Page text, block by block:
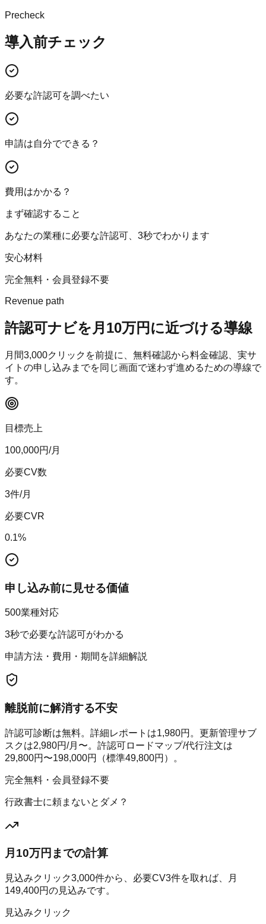
Precheck
導入前チェック
必要な許認可を調べたい
申請は自分でできる？
費用はかかる？
まず確認すること
あなたの業種に必要な許認可、3秒でわかります
安心材料
完全無料・会員登録不要
Revenue path
許認可ナビを月10万円に近づける導線
月間3,000クリックを前提に、無料確認から料金確認、実サ
イトの申し込みまでを同じ画面で迷わず進めるための導線で
す。
目標売上
100,000円/月
必要CV数
3件/月
必要CVR
0.1%
申し込み前に見せる価値
500業種対応
3秒で必要な許認可がわかる
申請方法・費用・期間を詳細解説
離脱前に解消する不安
許認可診断は無料。詳細レポートは1,980円。更新管理サブ
スクは2,980円/月〜。許認可ロードマップ/代行注文は
29,800円〜198,000円（標準49,800円）。
完全無料・会員登録不要
行政書士に頼まないとダメ？
月10万円までの計算
見込みクリック3,000件から、必要CV3件を取れば、月
149,400円の見込みです。
見込みクリック